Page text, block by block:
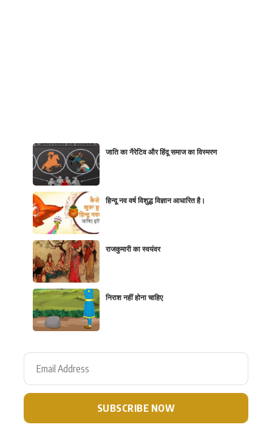
जाति का नैरेटिव और हिंदू समाज का विस्मरण
हिन्दू नव वर्ष विशुद्ध विज्ञान आधारित है।
राजकुमारी का स्वयंवर
निराश नहीं होना चाहिए